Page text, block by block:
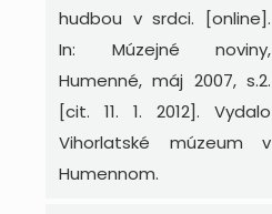
hudbou v srdci. [online].
In: Múzejné noviny,
Humenné, máj 2007, s.2.
[cit. 11. 1. 2012]. Vydalo
Vihorlatské múzeum v
Humennom.